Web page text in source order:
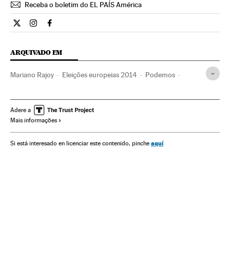
Receba o boletim do EL PAÍS América
Internacional El País Brasil en Twitter
Internacional El País Brasil en Instagram
Internacional El País Brasil en Facebook
ARQUIVADO EM
Mariano Rajoy Eleições europeias 2014 Podemos
Partidos políticos Espanha
Organizações internacionais
Relações exteriores
Adere a
Mais informações
Si está interesado en licenciar este contenido, pinche aquí